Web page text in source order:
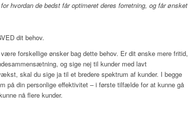
for hvordan de bedst får optimeret deres forretning, og får ønsket
dit behov.
forskellige ønsker bag dette behov. Er dit ønske mere fritid,
og sige nej til kunder med lavt
skal du sige ja til et bredere spektrum af kunder. I begge
din personlige effektivitet – i første tilfælde for at kunne gå
nå flere kunder.